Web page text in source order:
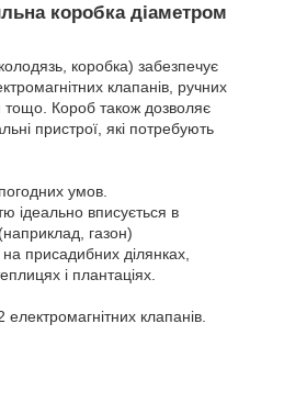
коробка діаметром
коробка) забезпечує
клапанів, ручних
тощо. Короб також дозволяє
пристрої, які потребують
умов.
ідеально вписується в
газон)
присадибних ділянках,
і плантаціях.
клапанів.